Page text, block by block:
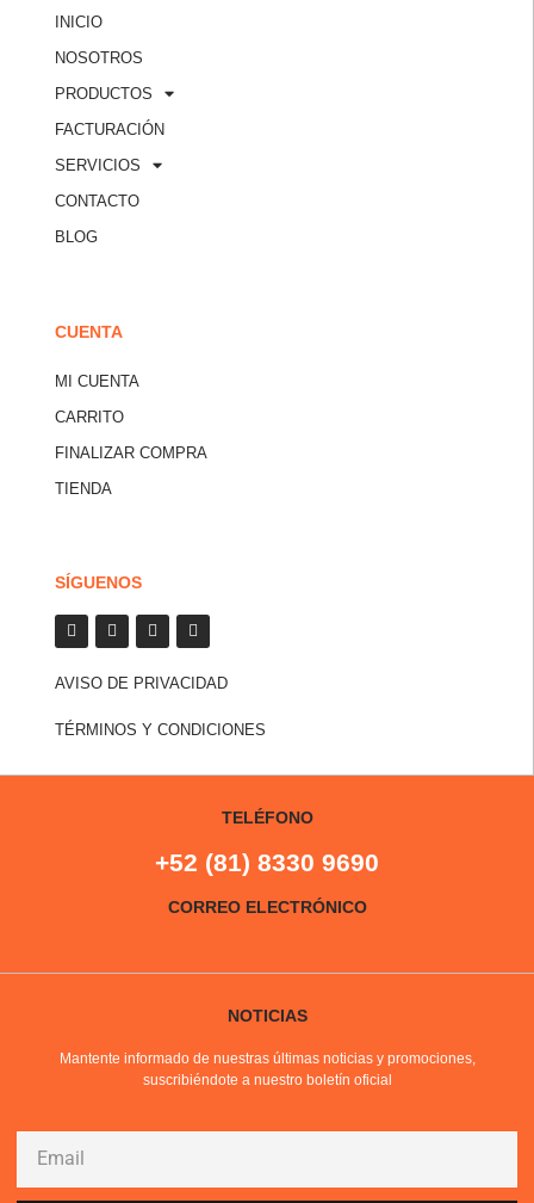
INICIO
NOSOTROS
PRODUCTOS
FACTURACIÓN
SERVICIOS
CONTACTO
BLOG
CUENTA
MI CUENTA
CARRITO
FINALIZAR COMPRA
TIENDA
SÍGUENOS
AVISO DE PRIVACIDAD
TÉRMINOS Y CONDICIONES
TELÉFONO
+52 (81) 8330 9690
CORREO ELECTRÓNICO
NOTICIAS
Mantente informado de nuestras últimas noticias y promociones,
suscribiéndote a nuestro boletín oficial